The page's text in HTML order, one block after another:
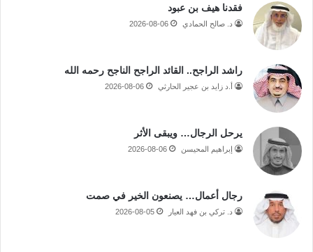
فقدنا هيف بن عبود
د. صالح الحمادي 2026-08-06
راشد الراجح.. القائد الراجح الناجح رحمه الله
أ.د زايد بن عجير الحارثي 2026-08-06
يرحل الرجال… ويبقى الأثر
إبراهيم المحيسن 2026-08-06
رجال أعمال… يصنعون الخير في صمت
د. تركي بن فهد العيار 2026-08-05